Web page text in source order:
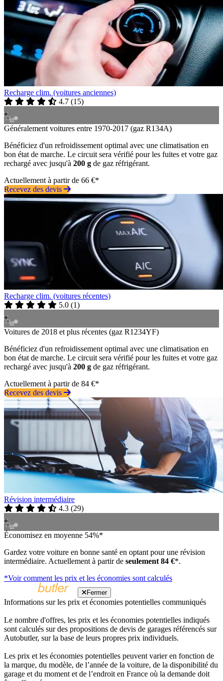
Recharge clim. (voitures anciennes)
4.7 (15)
Généralement voitures entre 1970-2017 (gaz R134A)
Bénéficiez d'un refroidissement optimal avec une climatisation en
bon état de marche. Le circuit sera vérifié pour les fuites et votre gaz
rechargé avec jusqu'à 200 g de gaz réfrigérant.
Actuellement à partir de 66 €*
Recevez des devis
Recharge clim. (voitures récentes)
5.0 (1)
Voitures de 2018 et plus récentes (gaz R1234YF)
Bénéficiez d'un refroidissement optimal avec une climatisation en
bon état de marche. Le circuit sera vérifié pour les fuites et votre gaz
rechargé avec jusqu'à 200 g de gaz réfrigérant.
Actuellement à partir de 84 €*
Recevez des devis
Révision intermédiaire
4.3 (29)
Économisez en moyenne 54%*
Gardez votre voiture en bonne santé en optant pour une révision
intermédiaire. Actuellement à partir de seulement 84 €*.
*Voir comment les prix et les économies sont calculés
Fermer
Informations sur les prix et économies potentielles communiqués
Le nombre d'offres, les prix et les économies potentielles indiqués
sont calculés sur des propositions de devis de garages référencés sur
Autobutler, sur la base de leurs propres prix individuels.
Les prix et les économies potentielles peuvent varier en fonction de
la marque, du modèle, de l’année de la voiture, de la disponibilité du
garage et du moment et de l’endroit en France où la demande doit